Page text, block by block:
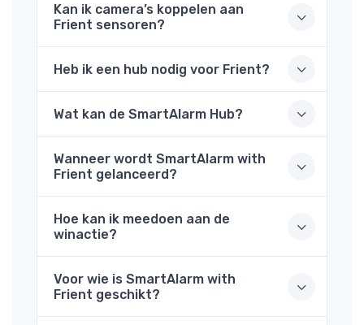
Kan ik camera’s koppelen aan
Frient sensoren?
Heb ik een hub nodig voor Frient?
Wat kan de SmartAlarm Hub?
Wanneer wordt SmartAlarm with
Frient gelanceerd?
Hoe kan ik meedoen aan de
winactie?
Voor wie is SmartAlarm with
Frient geschikt?